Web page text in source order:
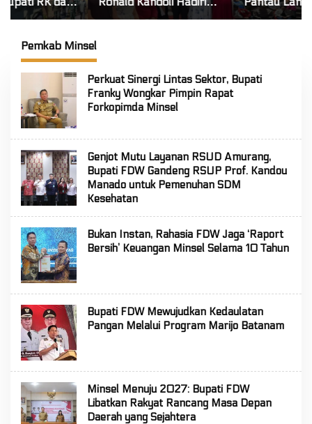
Ibadah Syukur HUT ke-7
Tombatu Tiga
Tanggap Darurat Siaga
Pemkab Minsel
Perkuat Sinergi Lintas Sektor, Bupati
Franky Wongkar Pimpin Rapat
Forkopimda Minsel
Genjot Mutu Layanan RSUD Amurang,
Bupati FDW Gandeng RSUP Prof. Kandou
Manado untuk Pemenuhan SDM
Kesehatan
Bukan Instan, Rahasia FDW Jaga ‘Raport
Bersih’ Keuangan Minsel Selama 10 Tahun
Bupati FDW Mewujudkan Kedaulatan
Pangan Melalui Program Marijo Batanam
Minsel Menuju 2027: Bupati FDW
Libatkan Rakyat Rancang Masa Depan
Daerah yang Sejahtera